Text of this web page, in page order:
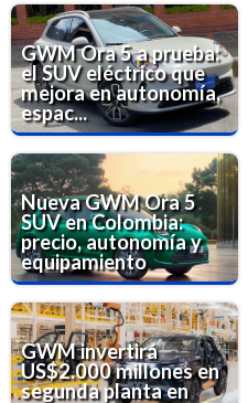
GWM Ora 5 a prueba:
el SUV eléctrico que
mejora en autonomía,
espac...
Nueva GWM Ora 5
SUV en Colombia:
precio, autonomía y
equipamiento
GWM invertirá
US$2.000 millones en
segunda planta en